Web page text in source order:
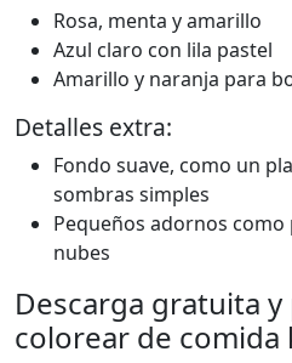
Rosa, menta y amarillo
Azul claro con lila pastel
Amarillo y naranja para
Detalles extra:
Fondo suave, como un
sombras simples
Pequeños adornos
nubes
Descarga gratuita
colorear de comida